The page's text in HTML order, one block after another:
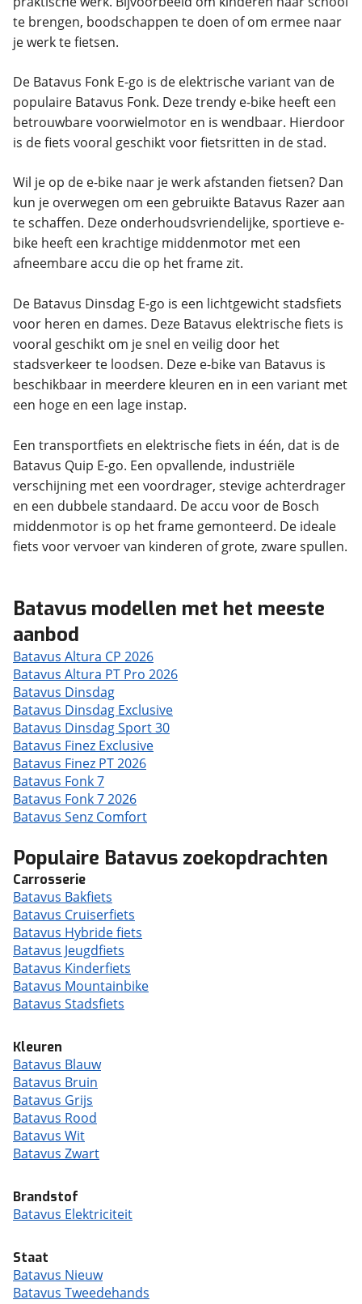
te brengen, boodschappen te doen of om ermee naar
je werk te fietsen.
De Batavus Fonk E-go is de elektrische variant van de
populaire Batavus Fonk. Deze trendy e-bike heeft een
betrouwbare voorwielmotor en is wendbaar. Hierdoor
is de fiets vooral geschikt voor fietsritten in de stad.
Wil je op de e-bike naar je werk afstanden fietsen? Dan
kun je overwegen om een gebruikte Batavus Razer aan
te schaffen. Deze onderhoudsvriendelijke, sportieve e-
bike heeft een krachtige middenmotor met een
afneembare accu die op het frame zit.
De Batavus Dinsdag E-go is een lichtgewicht stadsfiets
voor heren en dames. Deze Batavus elektrische fiets is
vooral geschikt om je snel en veilig door het
stadsverkeer te loodsen. Deze e-bike van Batavus is
beschikbaar in meerdere kleuren en in een variant met
een hoge en een lage instap.
Een transportfiets en elektrische fiets in één, dat is de
Batavus Quip E-go. Een opvallende, industriële
verschijning met een voordrager, stevige achterdrager
en een dubbele standaard. De accu voor de Bosch
middenmotor is op het frame gemonteerd. De ideale
fiets voor vervoer van kinderen of grote, zware spullen.
Batavus modellen met het meeste
aanbod
Batavus Altura CP 2026
Batavus Altura PT Pro 2026
Batavus Dinsdag
Batavus Dinsdag Exclusive
Batavus Dinsdag Sport 30
Batavus Finez Exclusive
Batavus Finez PT 2026
Batavus Fonk 7
Batavus Fonk 7 2026
Batavus Senz Comfort
Populaire Batavus zoekopdrachten
Carrosserie
Batavus Bakfiets
Batavus Cruiserfiets
Batavus Hybride fiets
Batavus Jeugdfiets
Batavus Kinderfiets
Batavus Mountainbike
Batavus Stadsfiets
Kleuren
Batavus Blauw
Batavus Bruin
Batavus Grijs
Batavus Rood
Batavus Wit
Batavus Zwart
Brandstof
Batavus Elektriciteit
Staat
Batavus Nieuw
Batavus Tweedehands